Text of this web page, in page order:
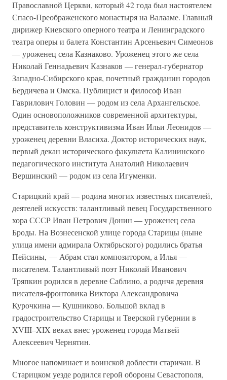
Православной Церкви, который 42 года был настоятелем
Спасо-Преображенского монастыря на Валааме. Главный
дирижер Киевского оперного театра и Ленинградского
театра оперы и балета Константин Арсеньевич Симеонов
— уроженец села Казнаково. Уроженец этого же села
Николай Геннадьевич Казнаков — генерал-губернатор
Западно-Сибирского края, почетный гражданин городов
Бердичева и Омска. Публицист и философ Иван
Гаврилович Головин — родом из села Архангельское.
Один основоположников современной архитектуры,
представитель конструктивизма Иван Ильи Леонидов —
уроженец деревни Власиха. Доктор исторических наук,
первый декан исторического факультета Калининского
педагогического института Анатолий Николаевич
Вершинский — родом из села Игуменки.
Старицкий край — родина многих известных писателей,
деятелей искусств: талантливый певец Государственного
хора СССР Иван Петрович Донин — уроженец села
Броды. На Вознесенской улице города Старицы (ныне
улица имени адмирала Октябрьского) родились братья
Пейсины, — Абрам стал композитором, а Илья —
писателем. Талантливый поэт Николай Иванович
Тряпкин родился в деревне Саблино, а роднчя деревня
писателя-фронтовика Виктора Александровича
Курочкина — Кушниково. Большой вклад в
градостроительство Старицы и Тверской губернии в
XVIII–XIX веках внес уроженец города Матвей
Алексеевич Чернятин.
Многое напоминает и воинской доблести старичан. В
Старицком уезде родился герой обороны Севастополя,